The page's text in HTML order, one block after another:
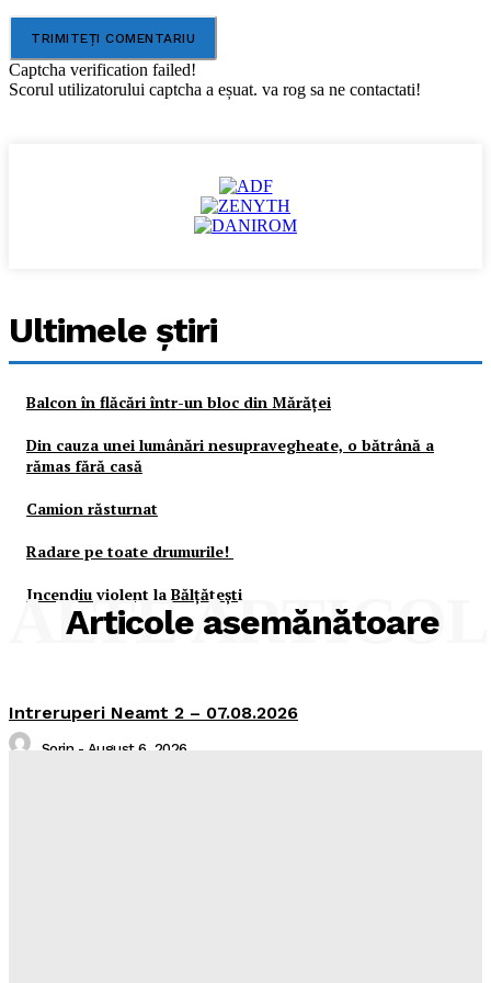
Captcha verification failed!
Scorul utilizatorului captcha a eșuat. va rog sa ne contactati!
Ultimele ştiri
Balcon în flăcări într-un bloc din Mărăţei
Din cauza unei lumânări nesupravegheate, o bătrână a
rămas fără casă
Camion răsturnat
Radare pe toate drumurile!
Incendiu violent la Bălţăteşti
Articole asemănătoare
ALTE
Intreruperi Neamt 2 – 07.08.2026
Sorin - August 6, 2026